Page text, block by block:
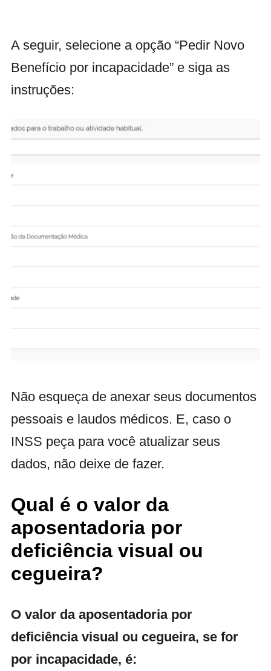
A seguir, selecione a opção “Pedir Novo
Benefício por incapacidade” e siga as
instruções:
Não esqueça de anexar seus documentos
pessoais e laudos médicos. E, caso o
INSS peça para você atualizar seus
dados, não deixe de fazer.
Qual é o valor da
aposentadoria por
deficiência visual ou
cegueira?
O valor da aposentadoria por
deficiência visual ou cegueira, se for
por incapacidade, é: